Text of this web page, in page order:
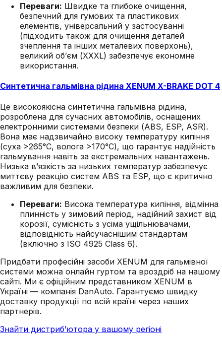
Переваги: Швидке та глибоке очищення,
безпечний для гумових та пластикових
елементів, універсальний у застосуванні
(підходить також для очищення деталей
зчеплення та інших металевих поверхонь),
великий об’єм (XXXL) забезпечує економне
використання.
Синтетична гальмівна рідина XENUM X-BRAKE DOT 4
Це високоякісна синтетична гальмівна рідина,
розроблена для сучасних автомобілів, оснащених
електронними системами безпеки (ABS, ESP, ASR).
Вона має надзвичайно високу температуру кипіння
(суха >265°C, волога >170°C), що гарантує надійність
гальмування навіть за екстремальних навантажень.
Низька в’язкість за низьких температур забезпечує
миттєву реакцію систем ABS та ESP, що є критично
важливим для безпеки.
Переваги: Висока температура кипіння, відмінна
плинність у зимовий період, надійний захист від
корозії, сумісність з усіма ущільнювачами,
відповідність найсучаснішим стандартам
(включно з ISO 4925 Class 6).
Придбати професійні засоби XENUM для гальмівної
системи можна онлайн гуртом та вроздріб на нашому
сайті. Ми є офіційним представником XENUM в
Україні — компанія DanAuto. Гарантуємо швидку
доставку продукції по всій країні через наших
партнерів.
Знайти дистриб’ютора у вашому регіоні